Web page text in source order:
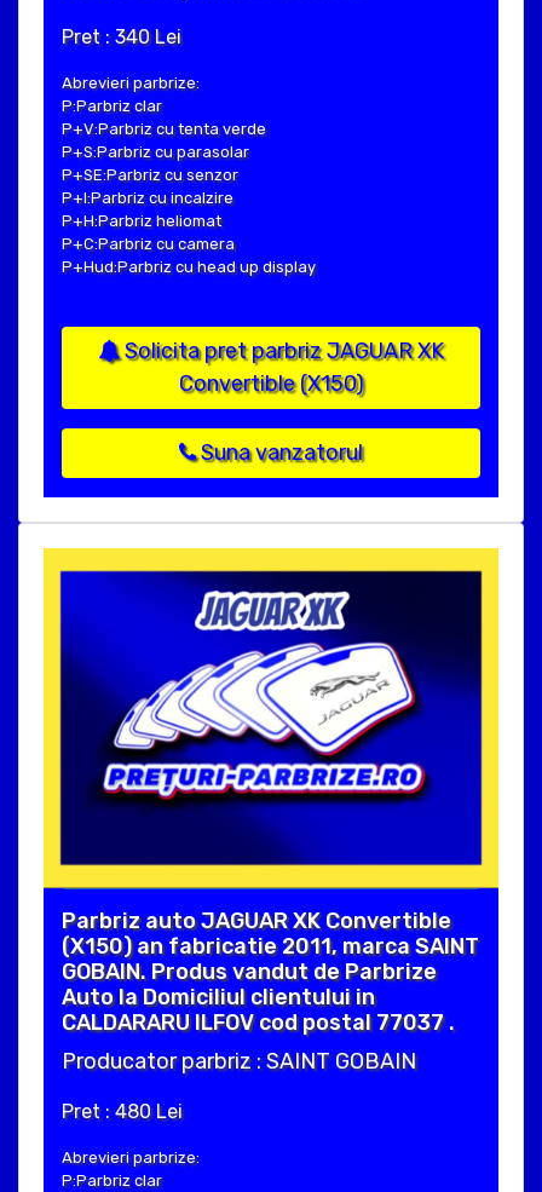
Pret : 340 Lei
Abrevieri parbrize:
P:Parbriz clar
P+V:Parbriz cu tenta verde
P+S:Parbriz cu parasolar
P+SE:Parbriz cu senzor
P+I:Parbriz cu incalzire
P+H:Parbriz heliomat
P+C:Parbriz cu camera
P+Hud:Parbriz cu head up display
Solicita pret parbriz JAGUAR XK
Convertible (X150)
Suna vanzatorul
Parbriz auto JAGUAR XK Convertible
(X150) an fabricatie 2011, marca SAINT
GOBAIN. Produs vandut de Parbrize
Auto la Domiciliul clientului in
CALDARARU ILFOV cod postal 77037 .
Producator parbriz : SAINT GOBAIN
Pret : 480 Lei
Abrevieri parbrize:
P:Parbriz clar